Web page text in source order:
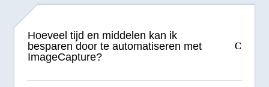
Hoeveel tijd en middelen kan ik
besparen door te automatiseren met
ImageCapture?